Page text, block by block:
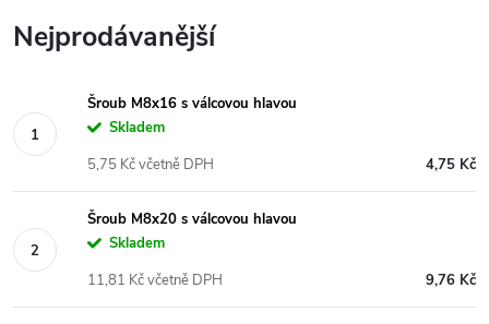
Nejprodávanější
Šroub M8x16 s válcovou hlavou
Skladem
4,75 Kč
5,75 Kč včetně DPH
Šroub M8x20 s válcovou hlavou
Skladem
9,76 Kč
11,81 Kč včetně DPH